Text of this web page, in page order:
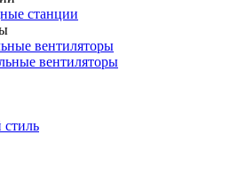
станции
вентиляторы
вентиляторы